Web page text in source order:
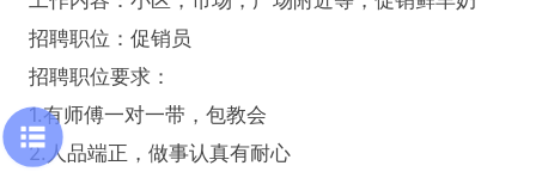
招聘职位：促销员
招聘职位要求：
1.有师傅一对一带，包教会
2.人品端正，做事认真有耐心